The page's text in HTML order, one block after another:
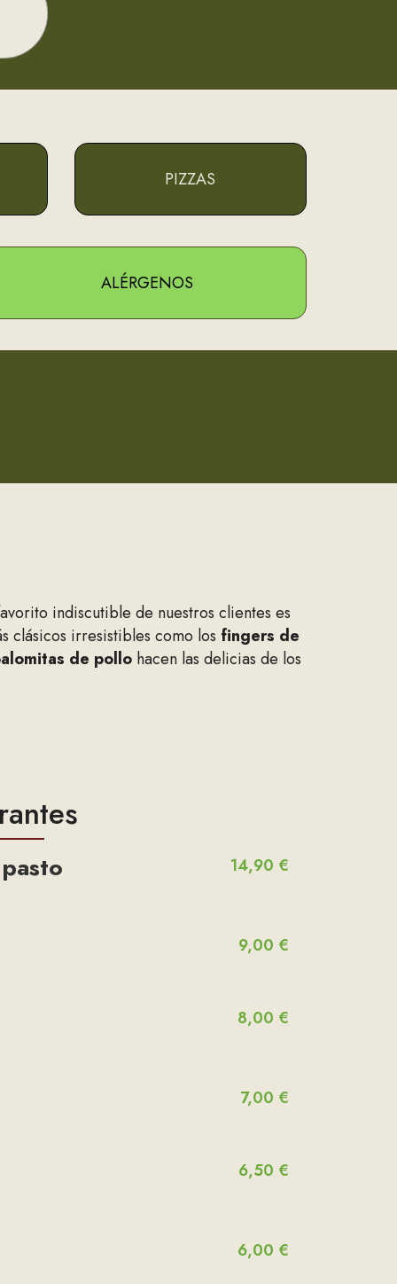
PIZZAS
ALÉRGENOS
indiscutible de nuestros clientes es
clásicos irresistibles como los fingers de
de pollo hacen las delicias de los
14,90 €
9,00 €
8,00 €
7,00 €
6,50 €
6,00 €